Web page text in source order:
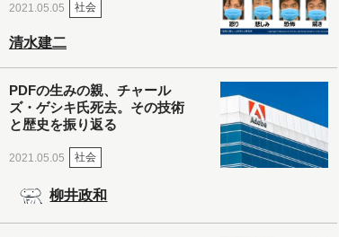
2021.05.05 社会
清水建二
PDFの生みの親、チャール
ズ・ゲシキ氏死去。その技術
と歴史を振り返る
2021.05.05 社会
柳井政和